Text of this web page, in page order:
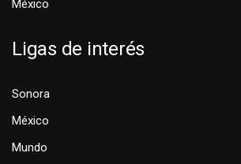
México
Ligas de interés
Sonora
México
Mundo